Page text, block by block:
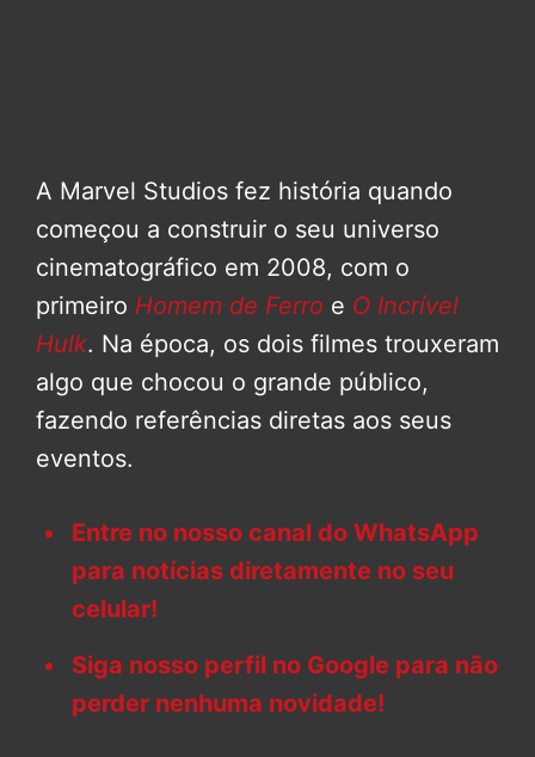
A Marvel Studios fez história quando
começou a construir o seu universo
cinematográfico em 2008, com o
primeiro Homem de Ferro e O Incrível
Hulk. Na época, os dois filmes trouxeram
algo que chocou o grande público,
fazendo referências diretas aos seus
eventos.
Entre no nosso canal do WhatsApp
para notícias diretamente no seu
celular!
Siga nosso perfil no Google para não
perder nenhuma novidade!